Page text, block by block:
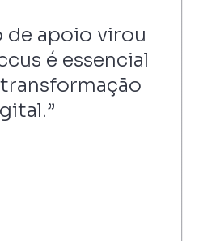
de apoio virou
é essencial